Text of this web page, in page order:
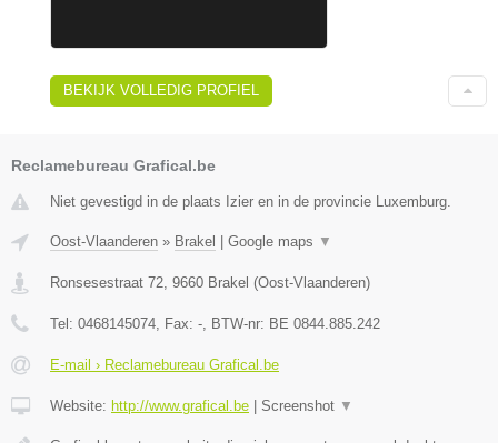
BEKIJK VOLLEDIG PROFIEL
Reclamebureau Grafical.be
Niet gevestigd in de plaats Izier en in de provincie Luxemburg.
Oost-Vlaanderen » Brakel Google maps ▼
Ronsesestraat 72 9660 Brakel (Oost-Vlaanderen)
Tel: 0468145074 , Fax: - , BTW-nr: BE 0844.885.242
E-mail › Reclamebureau Grafical.be
Website: http://www.grafical.be Screenshot ▼